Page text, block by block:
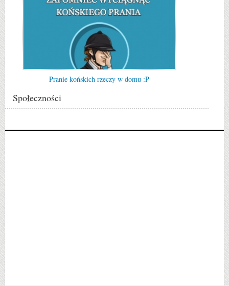
Pranie końskich rzeczy w domu :P
Społeczności